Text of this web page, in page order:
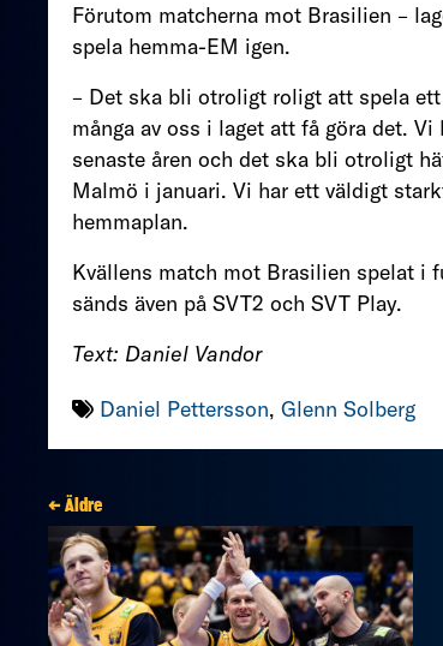
Förutom matcherna mot Brasilien –
spela hemma-EM igen.
– Det ska bli otroligt roligt att spela
många av oss i laget att få göra det.
senaste åren och det ska bli otroligt
Malmö i januari. Vi har ett väldigt
hemmaplan.
Kvällens match mot Brasilien spelat i
sänds även på SVT2 och SVT Play.
Text: Daniel Vandor
Daniel Pettersson, Glenn Solberg
← Äldre